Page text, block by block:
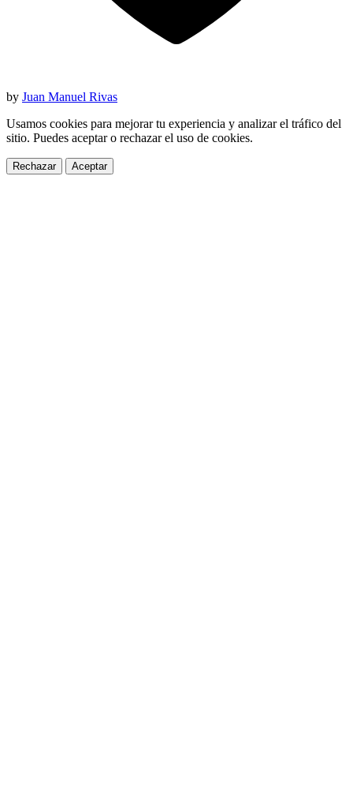
by Juan Manuel Rivas
Usamos cookies para mejorar tu experiencia y analizar el tráfico del
sitio. Puedes aceptar o rechazar el uso de cookies.
Rechazar Aceptar